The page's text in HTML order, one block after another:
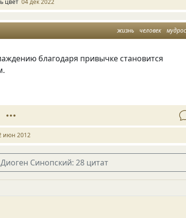
цвет 04 дек 2022
жизнь человек
благодаря привычке становится
июн 2012
Диоген Синопский: 28 цитат